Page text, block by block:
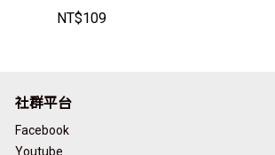
色【HY2042】JoyBaby
NT$109
社群平台
Facebook
Youtube